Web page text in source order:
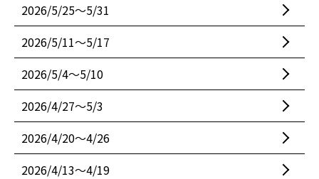
2026/5/25〜5/31
2026/5/11〜5/17
2026/5/4〜5/10
2026/4/27〜5/3
2026/4/20〜4/26
2026/4/13〜4/19